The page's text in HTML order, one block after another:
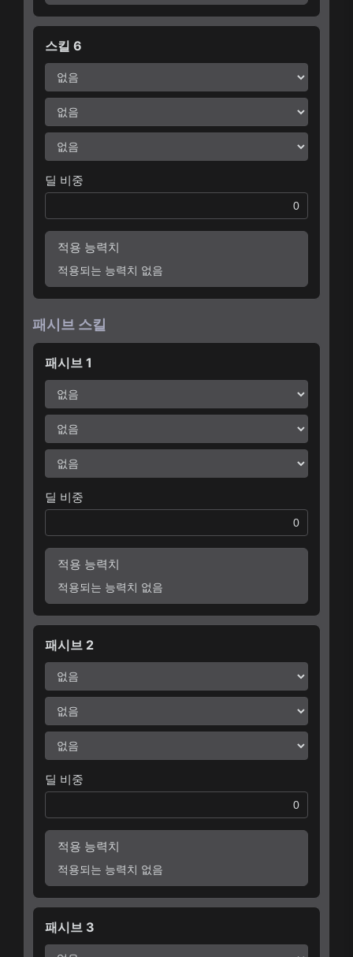
스킬 6
딜 비중
적용 능력치
적용되는 능력치 없음
패시브 스킬
패시브 1
딜 비중
적용 능력치
적용되는 능력치 없음
패시브 2
딜 비중
적용 능력치
적용되는 능력치 없음
패시브 3